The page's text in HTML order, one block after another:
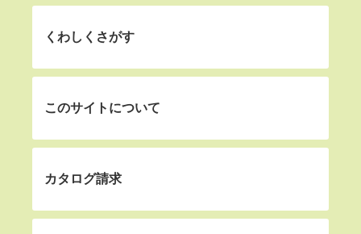
くわしくさがす
このサイトについて
カタログ請求